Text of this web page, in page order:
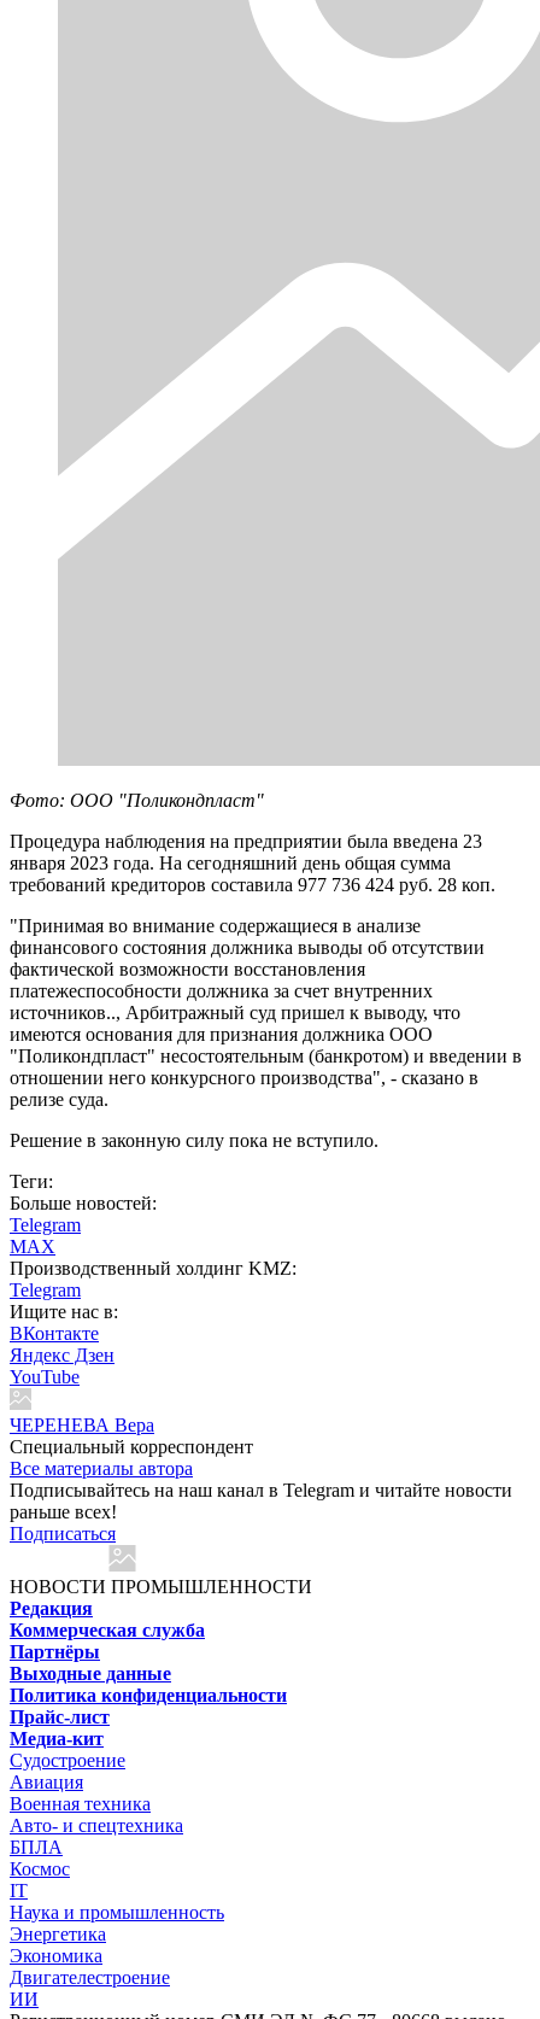
Фото: ООО "Поликондпласт"
Процедура наблюдения на предприятии была введена 23
января 2023 года. На сегодняшний день общая сумма
требований кредиторов составила 977 736 424 руб. 28 коп.
"Принимая во внимание содержащиеся в анализе
финансового состояния должника выводы об отсутствии
фактической возможности восстановления
платежеспособности должника за счет внутренних
источников.., Арбитражный суд пришел к выводу, что
имеются основания для признания должника ООО
"Поликондпласт" несостоятельным (банкротом) и введении в
отношении него конкурсного производства", - сказано в
релизе суда.
Решение в законную силу пока не вступило.
Теги:
Больше новостей:
Telegram
MAX
Производственный холдинг KMZ:
Telegram
Ищите нас в:
ВКонтакте
Яндекс Дзен
YouTube
ЧЕРЕНЕВА Вера
Специальный корреспондент
Все материалы автора
Подписывайтесь на наш канал в Telegram и читайте новости
раньше всех!
Подписаться
НОВОСТИ ПРОМЫШЛЕННОСТИ
Редакция
Коммерческая служба
Партнёры
Выходные данные
Политика конфиденциальности
Прайс-лист
Медиа-кит
Судостроение
Авиация
Военная техника
Авто- и спецтехника
БПЛА
Космос
IT
Наука и промышленность
Энергетика
Экономика
Двигателестроение
ИИ